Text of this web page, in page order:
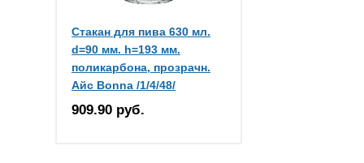
Стакан для пива 630 мл.
d=90 мм. h=193 мм.
поликарбона, прозрачн.
Айс Bonna /1/4/48/
909.90 руб.